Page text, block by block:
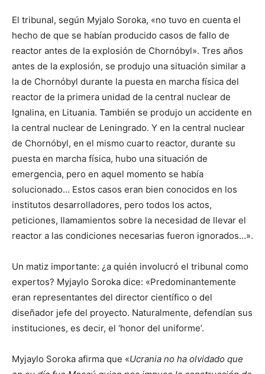
El tribunal, según Myjalo Soroka, «no tuvo en cuenta el
hecho de que se habían producido casos de fallo de
reactor antes de la explosión de Chornóbyl». Tres años
antes de la explosión, se produjo una situación similar a
la de Chornóbyl durante la puesta en marcha física del
reactor de la primera unidad de la central nuclear de
Ignalina, en Lituania. También se produjo un accidente en
la central nuclear de Leningrado. Y en la central nuclear
de Chornóbyl, en el mismo cuarto reactor, durante su
puesta en marcha física, hubo una situación de
emergencia, pero en aquel momento se había
solucionado… Estos casos eran bien conocidos en los
institutos desarrolladores, pero todos los actos,
peticiones, llamamientos sobre la necesidad de llevar el
reactor a las condiciones necesarias fueron ignorados…».
Un matiz importante: ¿a quién involucró el tribunal como
expertos? Myjaylo Soroka dice: «Predominantemente
eran representantes del director científico o del
diseñador jefe del proyecto. Naturalmente, defendían sus
instituciones, es decir, el ‘honor del uniforme’.
Myjaylo Soroka afirma que «Ucrania no ha olvidado que